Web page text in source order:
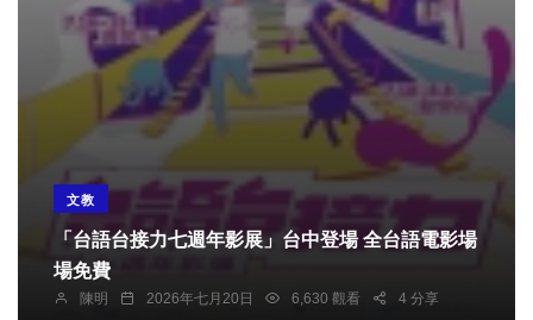
文教
「台語台接力七週年影展」台中登場 全台語電影場
場免費
陳明 2026年七月20日 6,630 觀看 4 分享